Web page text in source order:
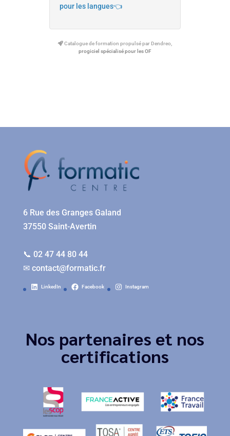
pour les langues👈
Catalogue de formation propulsé par Dendreo,
progiciel spécialisé pour les OF
6 Rue des Granges Galand
37550 Saint-Avertin
📞 02 47 44 80 44
✉ contact@formatic.fr
LinkedIn Facebook Instagram
Nos partenaires et nos
certifications